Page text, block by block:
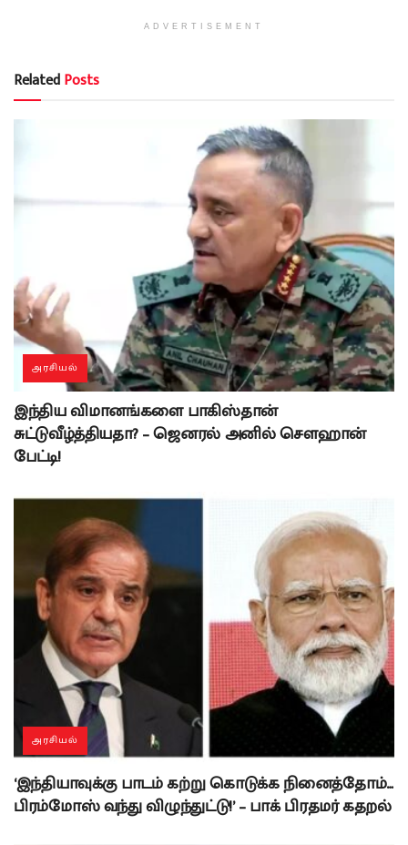
ADVERTISEMENT
RelatedPosts
அரசியல்
இந்திய விமானங்களை பாகிஸ்தான்
சுட்டுவீழ்த்தியதா? – ஜெனரல் அனில் சௌஹான்
பேட்டி!
அரசியல்
‘இந்தியாவுக்கு பாடம் கற்று கொடுக்க நினைத்தோம்…
பிரம்மோஸ் வந்து விழுந்துட்டு!’ – பாக் பிரதமர் கதறல்